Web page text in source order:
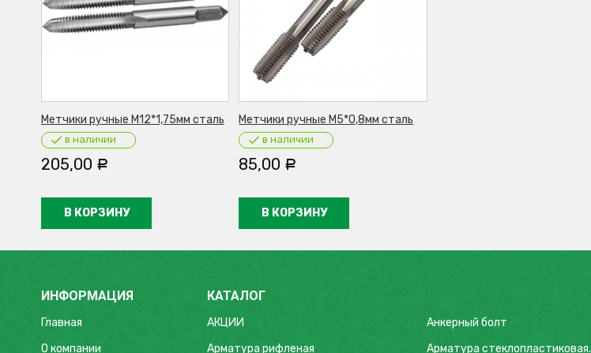
Метчики ручные М12*1,75мм сталь
в наличии
205,00 Р
В КОРЗИНУ
Метчики ручные М5*0,8мм сталь
в наличии
85,00 Р
В КОРЗИНУ
ИНФОРМАЦИЯ
Главная
О компании
КАТАЛОГ
АКЦИИ
Анкерный болт
Арматура рифленая
Арматура стеклопластиковая.